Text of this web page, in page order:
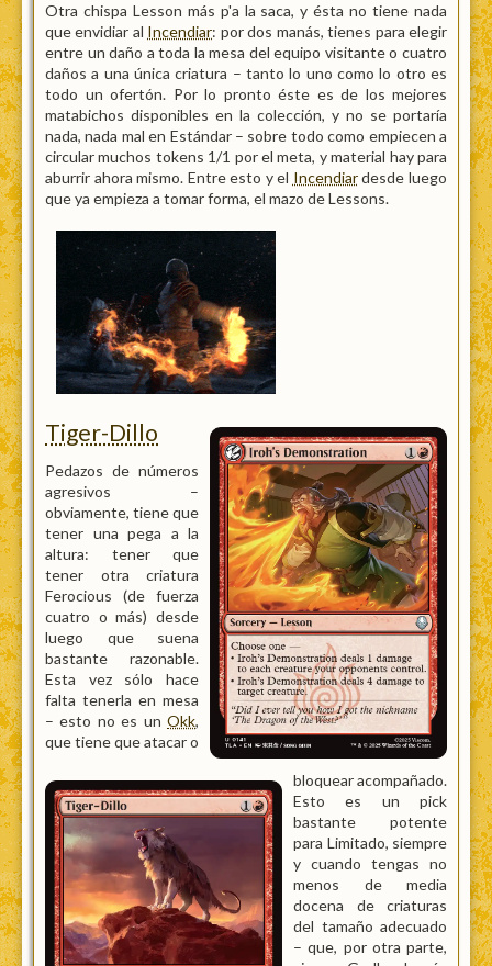
Otra chispa Lesson más p'a la saca, y ésta no tiene nada
que envidiar al Incendiar: por dos manás, tienes para elegir
entre un daño a toda la mesa del equipo visitante o cuatro
daños a una única criatura – tanto lo uno como lo otro es
todo un ofertón. Por lo pronto éste es de los mejores
matabichos disponibles en la colección, y no se portaría
nada, nada mal en Estándar – sobre todo como empiecen a
circular muchos tokens 1/1 por el meta, y material hay para
aburrir ahora mismo. Entre esto y el Incendiardesde luego
que ya empieza a tomar forma, el mazo de Lessons.
Tiger-Dillo
Pedazos de números
agresivos –
obviamente, tiene que
tener una pega a la
altura: tener que
tener otra criatura
Ferocious (de fuerza
cuatro o más) desde
luego que suena
bastante razonable.
Esta vez sólo hace
falta tenerla en mesa
– esto no es un Okk,
que tiene que atacar o
bloquear acompañado.
Esto es un pick
bastante potente
para Limitado, siempre
y cuando tengas no
menos de media
docena de criaturas
del tamaño adecuado
– que, por otra parte,